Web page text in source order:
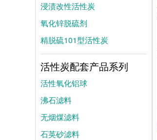
浸渍改性活性炭
氧化锌脱硫剂
精脱硫101型活性炭
活性炭配套产品系列
活性氧化铝球
沸石滤料
无烟煤滤料
石英砂滤料